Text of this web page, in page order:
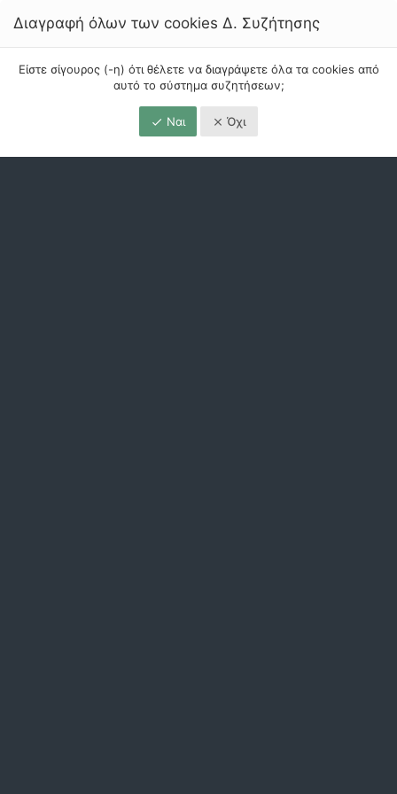
Διαγραφή όλων των cookies Δ. Συζήτησης
Είστε σίγουρος (-η) ότι θέλετε να διαγράψετε όλα τα cookies από
αυτό το σύστημα συζητήσεων;
Ναι Όχι